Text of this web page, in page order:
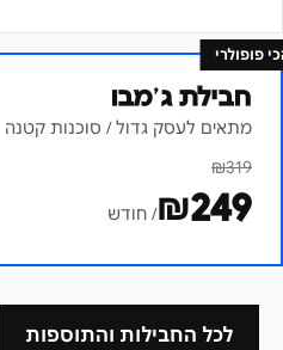
פופולרי
חבילת ג׳מבו
מתאים לעסק גדול / סוכנות קטנה
₪319
₪249 / חודש
לכל החבילות והתוספות